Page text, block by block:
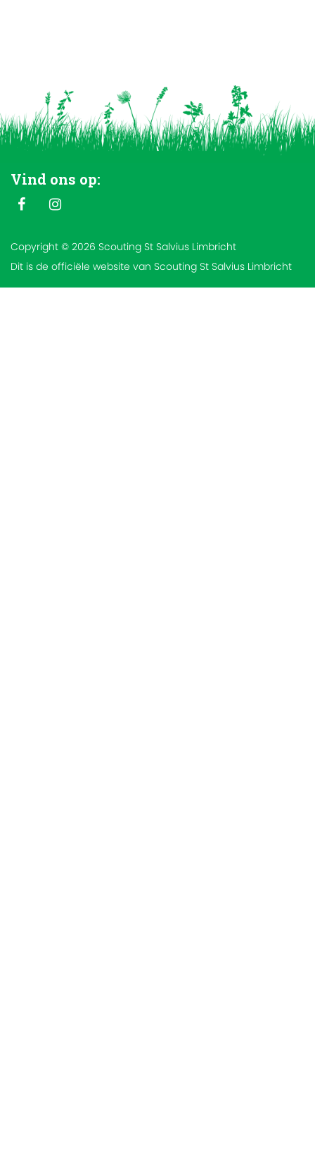
Vind ons op:
Copyright © 2026 Scouting St Salvius Limbricht
Dit is de officiële website van Scouting St Salvius Limbricht